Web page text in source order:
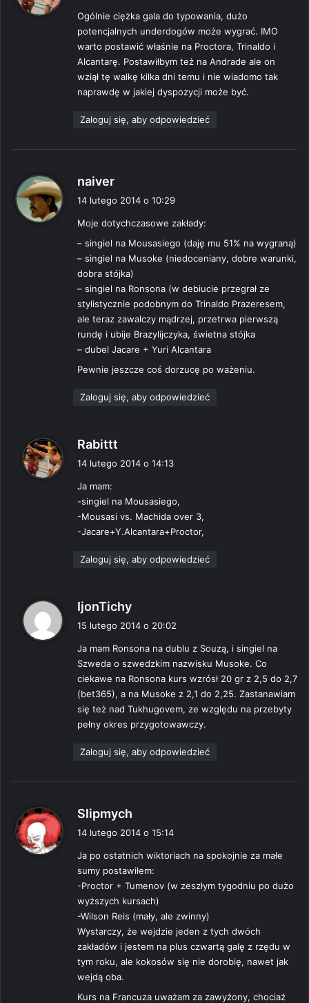
z
e
:
Ogólnie ciężka gala do typowania, dużo
potencjalnych underdogów może wygrać. IMO
warto postawić właśnie na Proctora, Trinaldo i
Alcantarę. Postawiłbym też na Andrade ale on
wziął tę walkę kilka dni temu i nie wiadomo tak
naprawdę w jakiej dyspozycji może być.
Zaloguj się, aby odpowiedzieć
naiver
z
e
:
14 lutego 2014 o 10:29
Moje dotychczasowe zakłady:
– singiel na Mousasiego (daję mu 51% na wygraną)
– singiel na Musoke (niedoceniany, dobre warunki,
dobra stójka)
– singiel na Ronsona (w debiucie przegrał ze
stylistycznie podobnym do Trinaldo Prazeresem,
ale teraz zawalczy mądrzej, przetrwa pierwszą
rundę i ubije Brazylijczyka, świetna stójka
– dubel Jacare + Yuri Alcantara
Pewnie jeszcze coś dorzucę po ważeniu.
Zaloguj się, aby odpowiedzieć
Rabittt
e
14 lutego 2014 o 14:13
Ja mam:
-singiel na Mousasiego,
-Mousasi vs. Machida over 3,
-Jacare+Y.Alcantara+Proctor,
Zaloguj się, aby odpowiedzieć
IjonTichy
z
e
:
15 lutego 2014 o 20:02
Ja mam Ronsona na dublu z Souzą, i singiel na
Szweda o szwedzkim nazwisku Musoke. Co
ciekawe na Ronsona kurs wzrósł 20 gr z 2,5 do 2,7
(bet365), a na Musoke z 2,1 do 2,25. Zastanawiam
się też nad Tukhugovem, ze względu na przebyty
pełny okres przygotowawczy.
Zaloguj się, aby odpowiedzieć
Slipmych
z
e
:
14 lutego 2014 o 15:14
Ja po ostatnich wiktoriach na spokojnie za małe
sumy postawiłem:
-Proctor + Tumenov (w zeszłym tygodniu po dużo
wyższych kursach)
-Wilson Reis (mały, ale zwinny)
Wystarczy, że wejdzie jeden z tych dwóch
zakładów i jestem na plus czwartą galę z rzędu w
tym roku, ale kokosów się nie dorobię, nawet jak
wejdą oba.
Kurs na Francuza uważam za zawyżony, chociaż